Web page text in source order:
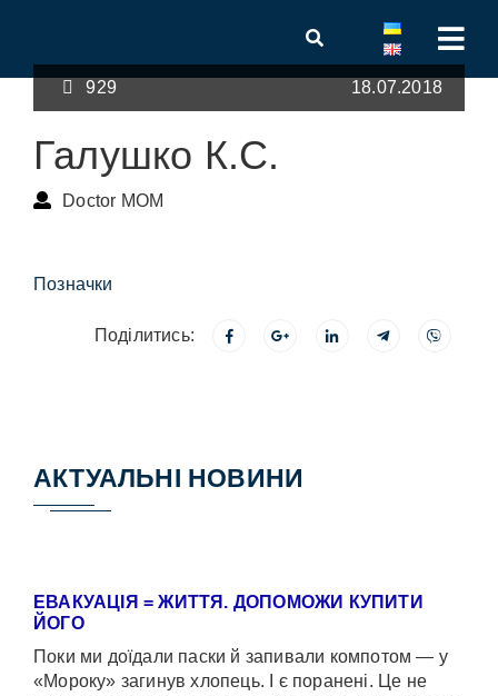
929 18.07.2018
Галушко К.С.
Doctor MOM
Позначки
Поділитись:
АКТУАЛЬНІ НОВИНИ
ЕВАКУАЦІЯ = ЖИТТЯ. ДОПОМОЖИ КУПИТИ
ЙОГО
Поки ми доїдали паски й запивали компотом — у
«Мороку» загинув хлопець. І є поранені. Це не